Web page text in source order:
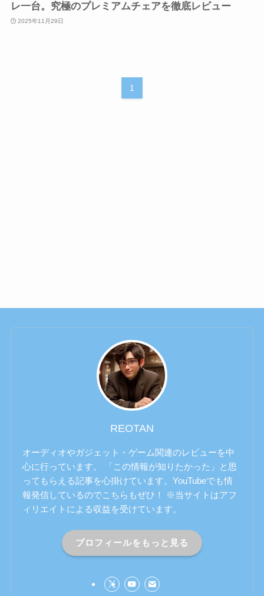
レ一台。究極のプレミアムチェアを徹底レビュー
2025年11月29日
1
REOTAN
オーディオやガジェット・ゲーム関連のレビューを中
心に行っています。 「この情報が知りたかった」と思
ってもらえる記事を心掛けています。YouTubeでも情
報発信しているのでこちらもぜひ！ ※当サイトはアフ
ィリエイトによる収益を受けています。
プロフィールをもっと見る